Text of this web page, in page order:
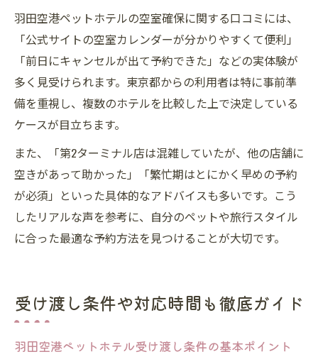
羽田空港ペットホテルの空室確保に関する口コミには、
「公式サイトの空室カレンダーが分かりやすくて便利」
「前日にキャンセルが出て予約できた」などの実体験が
多く見受けられます。東京都からの利用者は特に事前準
備を重視し、複数のホテルを比較した上で決定している
ケースが目立ちます。
また、「第2ターミナル店は混雑していたが、他の店舗に
空きがあって助かった」「繁忙期はとにかく早めの予約
が必須」といった具体的なアドバイスも多いです。こう
したリアルな声を参考に、自分のペットや旅行スタイル
に合った最適な予約方法を見つけることが大切です。
受け渡し条件や対応時間も徹底ガイド
羽田空港ペットホテル受け渡し条件の基本ポイント